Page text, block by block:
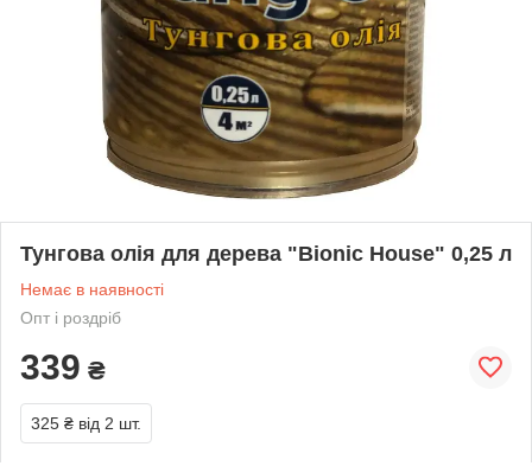
Тунгова олія для дерева "Bionic House" 0,25 л
Немає в наявності
Опт і роздріб
339 ₴
325 ₴ від 2 шт.